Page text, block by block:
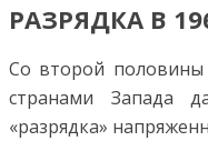
РАЗРЯДКА В
Со второй половины
странами Запада
«разрядка»